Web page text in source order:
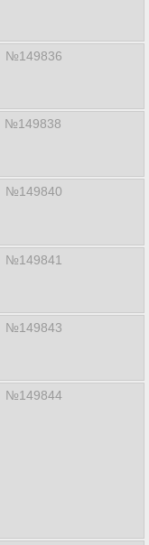
№149836
№149838
№149840
№149841
№149843
№149844